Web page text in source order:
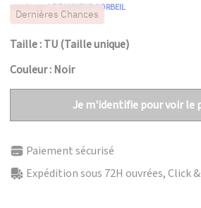
vendu parLE TANNEUR CORBEIL
Dernières Chances
Taille : TU (Taille unique)
Couleur : Noir
Je m'identifie pour voir le
Paiement sécurisé
Expédition sous 72H ouvrées, Click